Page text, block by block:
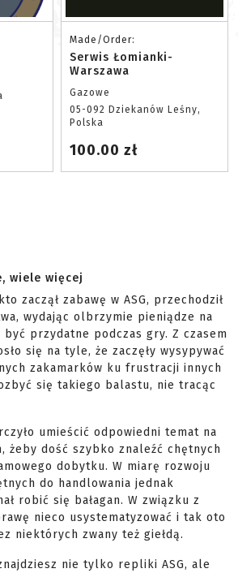
Made/Order:
Serwis Łomianki-
Warszawa
Gazowe
05-092 Dziekanów Leśny,
Polska
100.00 zł
wiele więcej
zaczął zabawę w ASG, przechodził
wydając olbrzymie pieniądze na
być przydatne podczas gry. Z czasem
się na tyle, że zaczęły wysypywać
zakamarków ku frustracji innych
się takiego balastu, nie tracąc
umieścić odpowiedni temat na
żeby dość szybko znaleźć chętnych
dobytku. W miarę rozwoju
do handlowania jednak
robić się bałagan. W związku z
nieco usystematyzować i tak oto
niektórych zwany też giełdą.
nie tylko repliki ASG, ale